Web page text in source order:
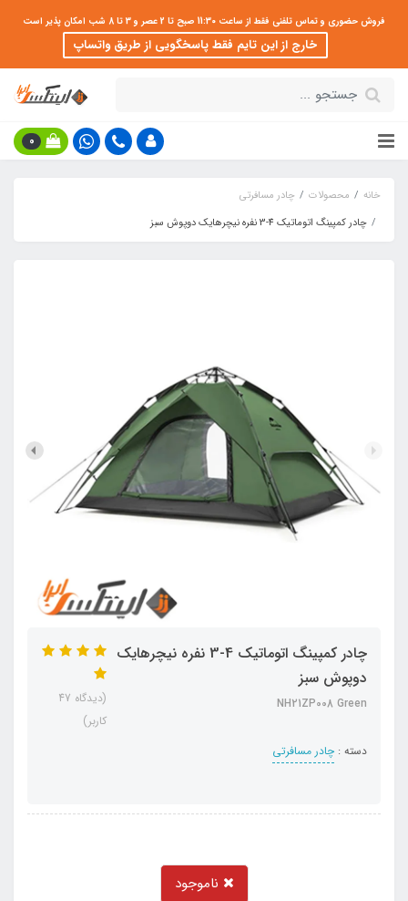
فروش حضوری و تماس تلفنی فقط از ساعت 11:30 صبح تا 2 عصر و 3 تا 8 شب امکان پذیر است
خارج از این تایم فقط پاسخگویی از طریق واتساپ
0
خانه محصولات
چادر مسافرتی
چادر کمپینگ اتوماتیک 4-3 نفره نیچرهایک دوپوش سبز
چادر کمپینگ اتوماتیک 4-3 نفره نیچرهایک
دوپوش سبز
NH21ZP008 Green
دسته : چادر مسافرتی
(دیدگاه 47
کاربر)
ناموجود